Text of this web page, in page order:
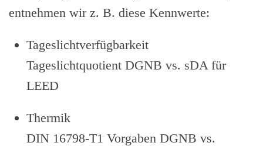
entnehmen wir z. B. diese Kennwerte:
Tageslichtverfügbarkeit
Tageslichtquotient DGNB vs. sDA für
LEED
Thermik
DIN 16798-T1 Vorgaben DGNB vs.